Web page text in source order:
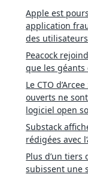
Apple est
application
des
Peacock
que les
Le CTO
ouverts ne
logiciel open
Substack
rédigées avec
Plus d’un
subissent une